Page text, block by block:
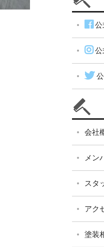
公
公
会社
メン
スタ
アク
塗装